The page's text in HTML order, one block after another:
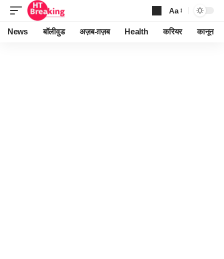
Font
Resizer
Aa
News बॉलीवुड अज़ब-ग़ज़ब Health करियर कानून